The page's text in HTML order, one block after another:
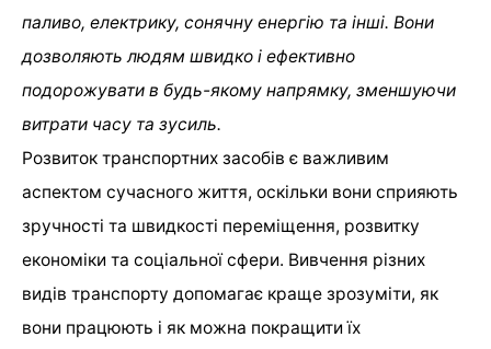
паливо, електрику, сонячну енергію та інші. Вони
дозволяють людям швидко і ефективно
подорожувати в будь-якому напрямку, зменшуючи
витрати часу та зусиль.
Розвиток транспортних засобів є важливим
аспектом сучасного життя, оскільки вони сприяють
зручності та швидкості переміщення, розвитку
економіки та соціальної сфери. Вивчення різних
видів транспорту допомагає краще зрозуміти, як
вони працюють і як можна покращити їх